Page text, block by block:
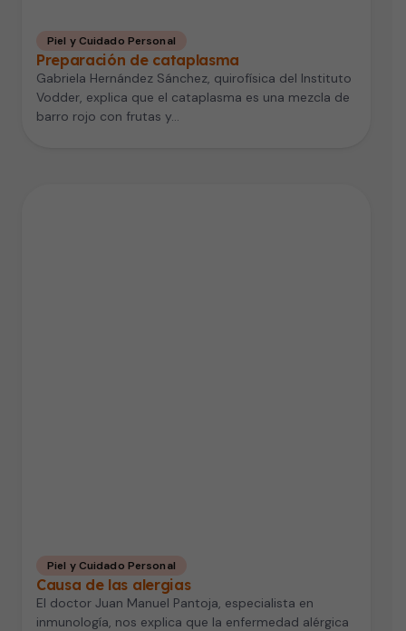
Piel y Cuidado Personal
Preparación de cataplasma
Gabriela Hernández Sánchez, quirofísica del Instituto
Vodder, explica que el cataplasma es una mezcla de
barro rojo con frutas y…
Piel y Cuidado Personal
Causa de las alergias
El doctor Juan Manuel Pantoja, especialista en
inmunología, nos explica que la enfermedad alérgica